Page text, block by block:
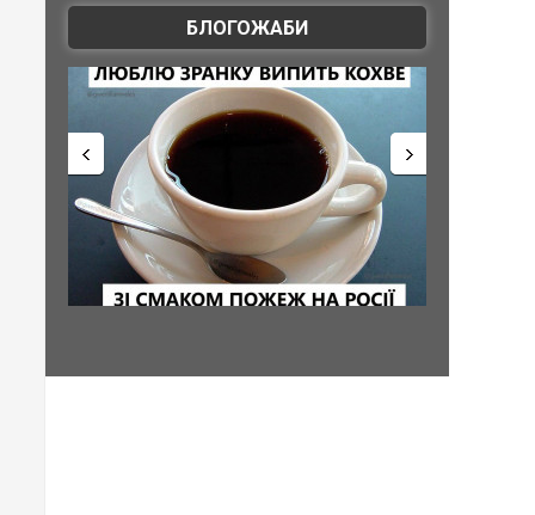
БЛОГОЖАБИ